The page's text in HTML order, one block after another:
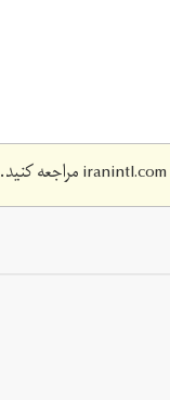
iranintl.comمراجعه کنید.